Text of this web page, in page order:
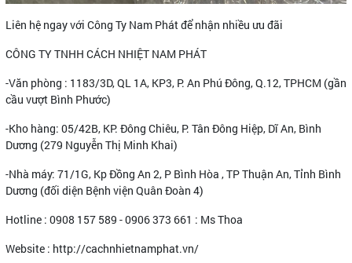
Liên hệ ngay với Công Ty Nam Phát để nhận nhiều ưu đãi
CÔNG TY TNHH CÁCH NHIỆT NAM PHÁT
-Văn phòng : 1183/3D, QL 1A, KP3, P. An Phú Đông, Q.12, TPHCM (gần
cầu vượt Bình Phước)
-Kho hàng: 05/42B, KP. Đông Chiêu, P. Tân Đông Hiệp, Dĩ An, Bình
Dương (279 Nguyễn Thị Minh Khai)
-Nhà máy: 71/1G, Kp Đồng An 2, P Bình Hòa , TP Thuận An, Tỉnh Bình
Dương (đối diện Bệnh viện Quân Đoàn 4)
Hotline : 0908 157 589 - 0906 373 661 : Ms Thoa
Website : http://cachnhietnamphat.vn/